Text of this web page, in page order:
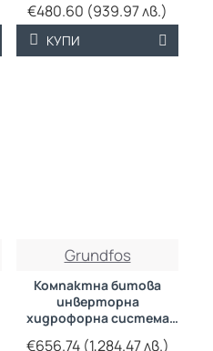
€480.60 (939.97 лв.)
КУПИ
Grundfos
Компактна битова
инверторна
хидрофорна система
Grundfos Scala2 3-45А
€656.74 (1,284.47 лв.)